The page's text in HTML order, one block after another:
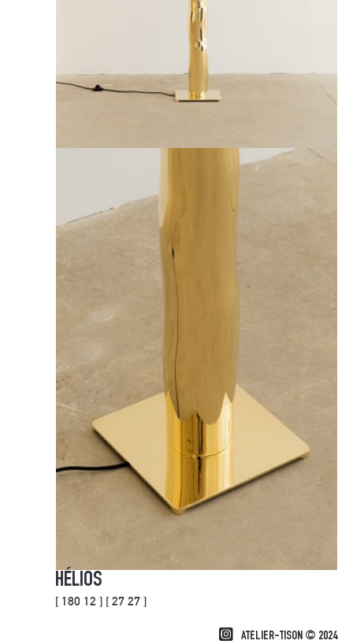
HÉLIOS
[ 180 12 ] [ 27 27 ]
ATELIER-TISON © 2024